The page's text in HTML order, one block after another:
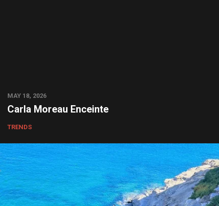
MAY 18, 2026
Carla Moreau Enceinte
TRENDS